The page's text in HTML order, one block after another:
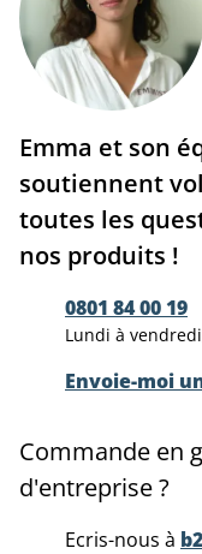
Emma et son
soutiennent
toutes les
nos produits !
0801 84 00 19
Lundi à
Envoie-moi
Commande en
d'entreprise ?
Ecris-nous à